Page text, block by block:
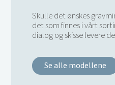
Skulle det ønskes
det som finnes i vårt
dialog og skisse levere
Se alle modellene